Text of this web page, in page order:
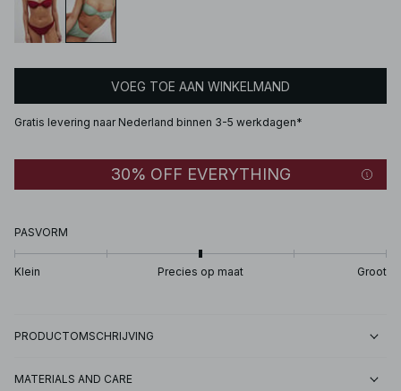
VOEG TOE AAN WINKELMAND
Gratis levering naar Nederland binnen 3-5 werkdagen*
30% OFF EVERYTHING
PASVORM
Klein Precies op maat Groot
PRODUCTOMSCHRIJVING
MATERIALS AND CARE